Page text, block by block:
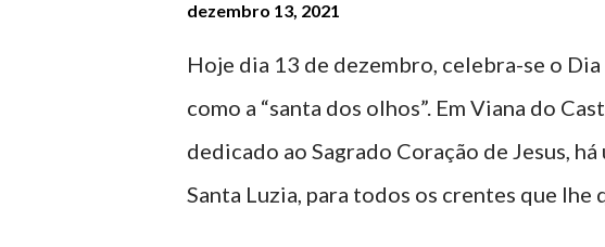
dezembro 13, 2021
Hoje dia 13 de dezembro, celebra-se o
como a “santa dos olhos”. Em Viana do
dedicado ao Sagrado Coração de Jesus,
Santa Luzia, para todos os crentes que lhe